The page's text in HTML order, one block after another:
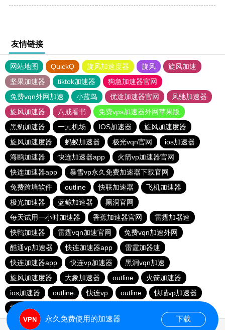
友情链接
网站地图 QuickQ 旋风加速度器 旋风
旋风加速
坚果加速器
tiktok加速器
狗急加速器官网
免费vqn外网加速
小蓝鸟 优途加速器官网
风驰加速器
旋风加速器
八戒看书
免费vps加速器外网苹果版
黑豹加速器
一元机场 IOS加速器
旋风加速度器
旋风加速度器
蚂蚁加速器 极光vqn官网
ios加速器
海鸥加速器
快连加速器app
火箭vp加速器官网
快连加速器app
暴雪vp永久免费加速器下载官网
免费跨墙软件
outline 快联加速器
飞机加速器
极光加速器
蓝鲸加速器
黑洞官网
每天试用一小时加速器
香蕉加速器官网
雷霆加器速
快鸭加速器
雷霆vqn加速官网
免费vqn加速外网
酷通vp加速器
快连加速器app
雷霆加器速
快连加速器app
快连vp加速器
黑洞vqn加速
旋风加速度器
大象加速器 outline
火箭加速器
ios加速器
outline 快连vp outline
快喵vp加速器
雷霆加器速
永久免费使用的加速器 下载